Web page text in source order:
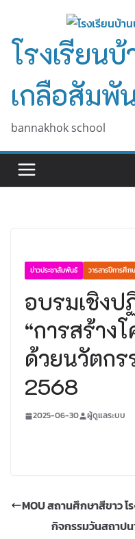
content
โรงเรียน
เกลือสัมพั
bannakhok school
ข่าวประชาสัมพันธ์ วารสารปีการศึก
อบรมเชิงป
“การสร้าง
ด้วยนวัตกร
2568
2025-06-30 ผู้ดูแลระบบ
MOU สถานศึกษาสีขาว โ
กิจกรรมวันสถาป